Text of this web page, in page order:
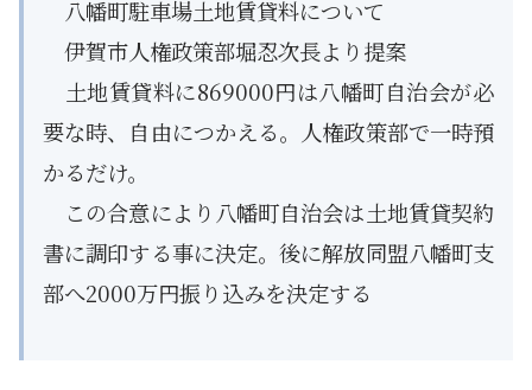
八幡町駐車場土地賃貸料について
伊賀市人権政策部堀忍次長より提案
土地賃貸料に869000円は八幡町自治会が必
要な時、自由につかえる。人権政策部で一時預
かるだけ。
この合意により八幡町自治会は土地賃貸契約
書に調印する事に決定。後に解放同盟八幡町支
部へ2000万円振り込みを決定する